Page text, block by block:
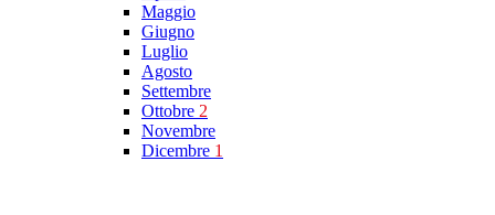
Maggio
Giugno
Luglio
Agosto
Settembre
Ottobre 2
Novembre
Dicembre 1